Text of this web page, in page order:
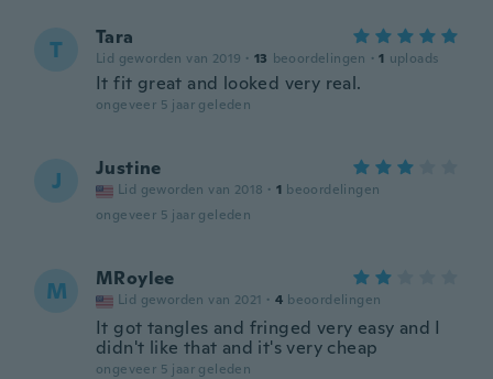
T Tara
Lid geworden van 2019 · 13 beoordelingen · 1 uploads
It fit great and looked very real.
ongeveer 5 jaar geleden
J Justine
Lid geworden van 2018 · 1 beoordelingen
ongeveer 5 jaar geleden
M MRoylee
Lid geworden van 2021 · 4 beoordelingen
It got tangles and fringed very easy and I
didn't like that and it's very cheap
ongeveer 5 jaar geleden